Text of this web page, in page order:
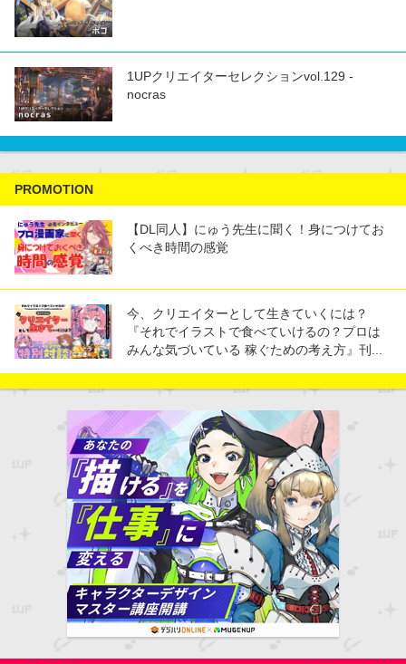
1UPクリエイターセレクションvol.129 -
nocras
PROMOTION
【DL同人】にゅう先生に聞く！身につけてお
くべき時間の感覚
今、クリエイターとして生きていくには？
『それでイラストで食べていけるの？プロは
みんな気づいている 稼ぐための考え方』刊...